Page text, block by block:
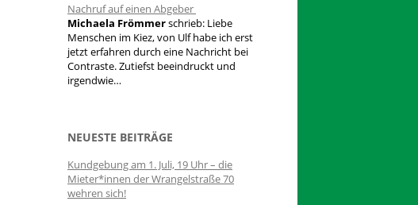
Nachruf auf einen Abgeber
Michaela Frömmerschrieb: Liebe
Menschen im Kiez, von Ulf habe ich erst
jetzt erfahren durch eine Nachricht bei
Contraste. Zutiefst beeindruckt und
irgendwie…
NEUESTE BEITRÄGE
Kundgebung am 1. Juli, 19 Uhr – die
Mieter*innen der Wrangelstraße 70
wehren sich!